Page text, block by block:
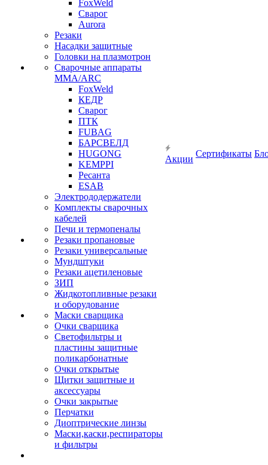
FoxWeld
Сварог
Aurora
Резаки
Насадки защитные
Головки на плазмотрон
Сварочные аппараты
MMA/ARC
FoxWeld
КЕДР
Сварог
ПТК
FUBAG
БАРСВЕЛД
HUGONG
KEMPPI
Ресанта
ESAB
Электрододержатели
Комплекты сварочных
кабелей
Печи и термопеналы
Резаки пропановые
Резаки универсальные
Мундштуки
Резаки ацетиленовые
ЗИП
Жидкотопливные резаки
и оборудование
Маски сварщика
Очки сварщика
Светофильтры и
пластины защитные
поликарбонатные
Очки открытые
Щитки защитные и
аксессуары
Очки закрытые
Перчатки
Диоптрические линзы
Маски,каски,респираторы
и фильтры
Акции
Сертификаты